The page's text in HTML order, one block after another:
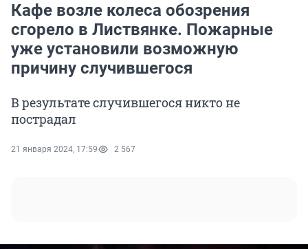
Кафе возле колеса обозрения
сгорело в Листвянке. Пожарные
уже установили возможную
причину случившегося
В результате случившегося никто не
пострадал
21 января 2024, 17:59 2 567